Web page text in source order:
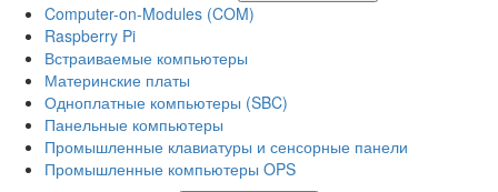
Computer-on-Modules (COM)
Raspberry Pi
Встраиваемые компьютеры
Материнские платы
Одноплатные компьютеры (SBC)
Панельные компьютеры
Промышленные клавиатуры и сенсорные панели
Промышленные компьютеры OPS